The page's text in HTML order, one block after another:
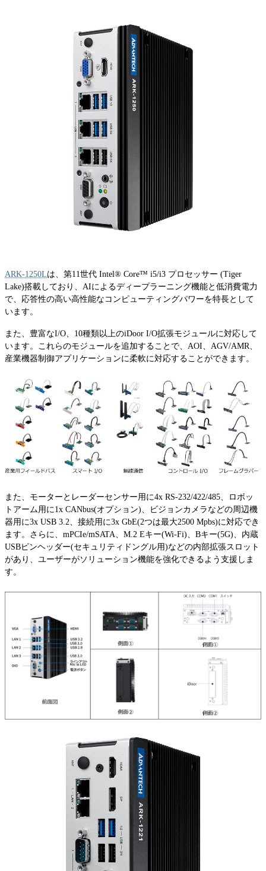
ARK-1250Lは、第11世代 Intel® Core™ i5/i3 プロセッサー (Tiger
Lake)搭載しており、AIによるディープラーニング機能と低消費電力
で、応答性の高い高性能なコンピューティングパワーを特長として
います。
また、豊富なI/O、10種類以上のiDoor I/O拡張モジュールに対応して
います。これらのモジュールを追加することで、AOI、AGV/AMR、
産業機器制御アプリケーションに柔軟に対応することができます。
また、モーターとレーダーセンサー用に4x RS-232/422/485、ロボッ
トアーム用に1x CANbus(オプション)、ビジョンカメラなどの周辺機
器用に3x USB 3.2、接続用に3x GbE(2つは最大2500 Mpbs)に対応でき
ます。さらに、mPCIe/mSATA、M.2 Eキー(Wi-Fi)、Bキー(5G)、内蔵
USBピンヘッダー(セキュリティドングル用)などの内部拡張スロット
があり、ユーザーがソリューション機能を強化できるよう支援しま
す。